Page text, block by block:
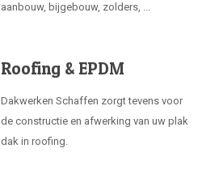
aanbouw, bijgebouw, zolders, ...
Roofing & EPDM
Dakwerken Schaffen zorgt tevens voor
de constructie en afwerking van uw plak
dak in roofing.